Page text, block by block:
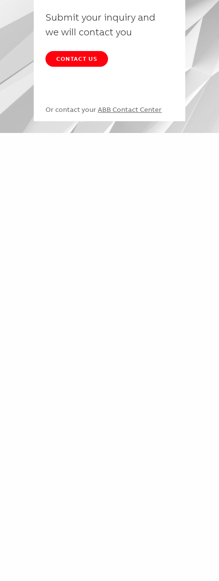
Submit your inquiry and
we will contact you
CONTACT US
Or contact your ABB Contact Center